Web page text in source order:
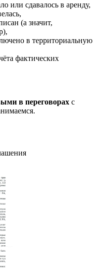
или сдавалось в аренду,
(а значит,
в территориальную
фактических
в переговорах с